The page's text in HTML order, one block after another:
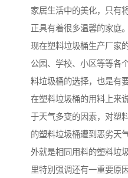
家居生活中的美化，只有
正具有着很多温馨的家庭。
现在塑料垃圾桶生产厂家
公园、学校、小区等等各
料垃圾桶的选择，也是有要
在塑料垃圾桶的用料上来
于天气多变的因素，对塑
的塑料垃圾桶遭到恶劣天
外就是相同用料的塑料垃
里特别强调还有一重要原